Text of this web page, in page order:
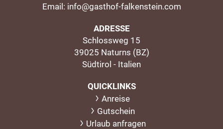
Email: info@gasthof-falkenstein.com
ADRESSE
Schlossweg 15
39025 Naturns (BZ)
Südtirol - Italien
QUICKLINKS
Anreise
Gutschein
Urlaub anfragen